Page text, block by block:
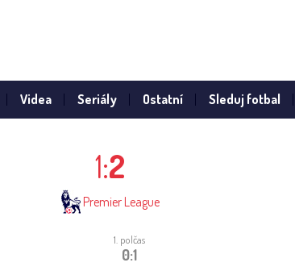
Videa Seriály Ostatní Sleduj fotbal
1:2
Premier League
1. polčas
0:1